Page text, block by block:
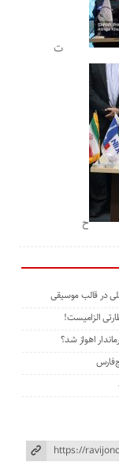
ت
ح
در قالب موسیقی
الزامیست!
اهواز شد؟